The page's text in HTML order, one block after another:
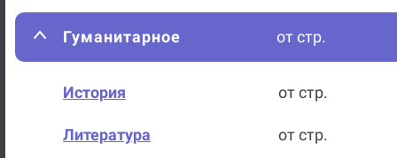
Гуманитарное от стр.
История от стр.
Литература от стр.